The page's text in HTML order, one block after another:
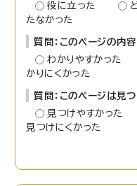
役に立った
たなかった
質問：このページの内
わかりやすかった
かりにくかった
質問：このページは見
見つけやすかった
見つけにくかった